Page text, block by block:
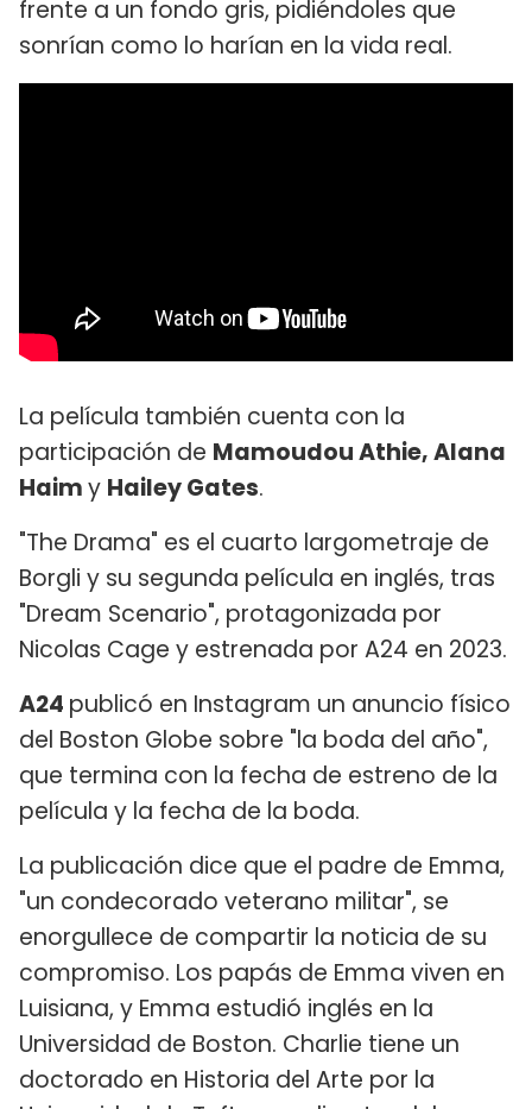
frente a un fondo gris, pidiéndoles que
sonrían como lo harían en la vida real.
La película también cuenta con la
participación de Mamoudou Athie, Alana
Haimy Hailey Gates.
"The Drama" es el cuarto largometraje de
Borgli y su segunda película en inglés, tras
"Dream Scenario", protagonizada por
Nicolas Cage y estrenada por A24 en 2023.
A24 publicó en Instagram un anuncio físico
del Boston Globe sobre "la boda del año",
que termina con la fecha de estreno de la
película y la fecha de la boda.
La publicación dice que el padre de Emma,
"un condecorado veterano militar", se
enorgullece de compartir la noticia de su
compromiso. Los papás de Emma viven en
Luisiana, y Emma estudió inglés en la
Universidad de Boston. Charlie tiene un
doctorado en Historia del Arte por la